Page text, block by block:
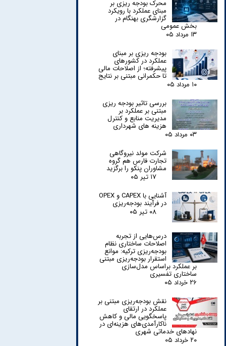
محرک بودجه ریزی بر
مبنای عملکرد با رویکرد
گزارشگری بهنگام در
بخش عمومی
۱۳ مرداد ۰۵
بودجه ریزی بر مبنای
عملکرد در کشورهای
پیشرفته؛ از اصلاحات مالی
تا حکمرانی مبتنی بر نتایج
۱۰ مرداد ۰۵
بررسی تاثیر بودجه ریزی
مبتنی بر عملکرد بر
مدیریت منابع و کنترل
هزینه های شهرداری
۰۳ مرداد ۰۵
شرکت مولد نیروگاهی
تجارت فارس هم گروه
مشاوران پنکو را برگزید
۱۷ تیر ۰۵
آشنایی با CAPEX و OPEX
در فرآیند بودجه‌ریزی
۰۸ تیر ۰۵
درس‌هایی از تجربه
اصلاحات ساختاری نظام
بودجه‌ریزی ترکیه: موانع
استقرار بودجه‌ریزی مبتنی
بر عملکرد براساس مدل‌سازی
ساختاری تفسیری
۲۶ خرداد ۰۵
نقش بودجه‌ریزی مبتنی بر
عملکرد در ارتقای
پاسخگویی مالی و کاهش
ناکارآمدی‌های هزینه‌ای در
نهادهای خدماتی شهری
۲۰ خرداد ۰۵